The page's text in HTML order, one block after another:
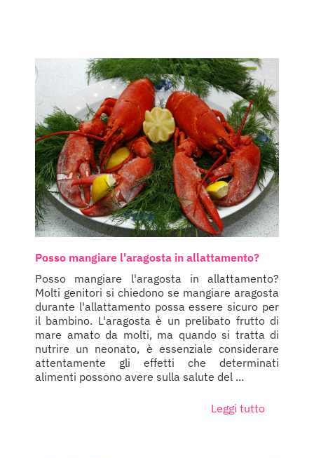
Posso mangiare l'aragosta in allattamento?
Posso mangiare l'aragosta in allattamento?
Molti genitori si chiedono se mangiare aragosta
durante l'allattamento possa essere sicuro per
il bambino. L'aragosta è un prelibato frutto di
mare amato da molti, ma quando si tratta di
nutrire un neonato, è essenziale considerare
attentamente gli effetti che determinati
alimenti possono avere sulla salute del ...
Leggi tutto